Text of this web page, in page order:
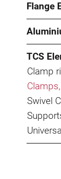
Flange
TCS
Clamp
Swivel